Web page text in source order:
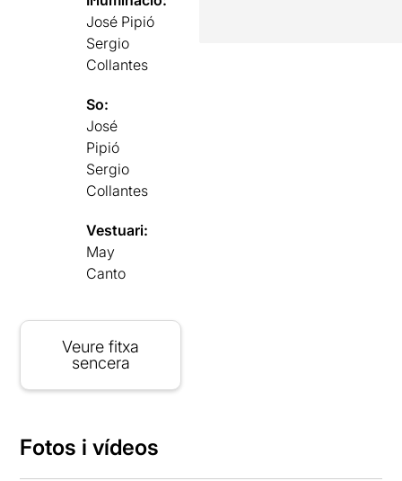
José Pipió
Sergio
Collantes
So:
José
Pipió
Sergio
Collantes
Vestuari:
May
Canto
Veure fitxa
sencera
Fotos i vídeos